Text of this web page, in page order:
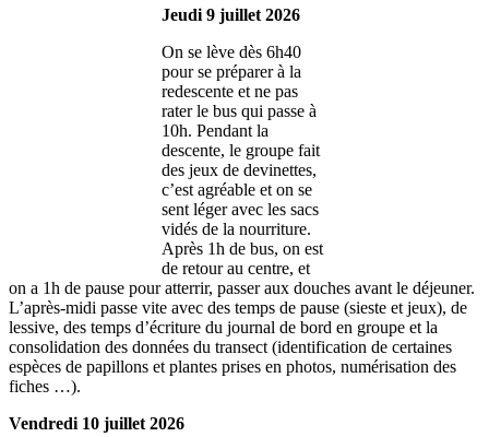
Jeudi 9 juillet 2026
On se lève dès 6h40
pour se préparer à la
redescente et ne pas
rater le bus qui passe à
10h. Pendant la
descente, le groupe fait
des jeux de devinettes,
c’est agréable et on se
sent léger avec les sacs
vidés de la nourriture.
Après 1h de bus, on est
de retour au centre, et
on a 1h de pause pour atterrir, passer aux douches avant le déjeuner.
L’après-midi passe vite avec des temps de pause (sieste et jeux), de
lessive, des temps d’écriture du journal de bord en groupe et la
consolidation des données du transect (identification de certaines
espèces de papillons et plantes prises en photos, numérisation des
fiches …).
Vendredi 10 juillet 2026